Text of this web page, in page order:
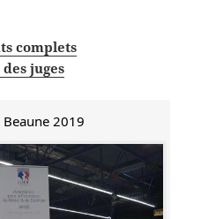
complets
juges
Beaune 2019